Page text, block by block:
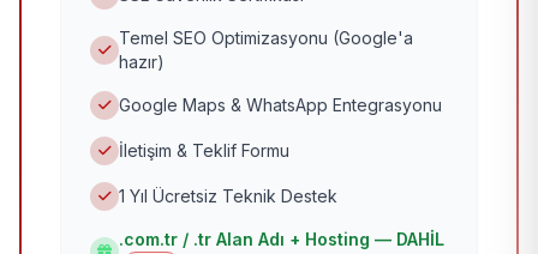
Temel SEO Optimizasyonu (Google'a
hazır)
Google Maps & WhatsApp Entegrasyonu
İletişim & Teklif Formu
1 Yıl Ücretsiz Teknik Destek
.com.tr / .tr Alan Adı + Hosting — DAHİL